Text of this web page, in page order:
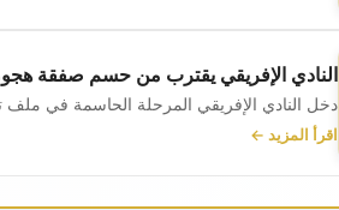
النادي الإفريقي يقترب من حسم صفقة
دخل النادي الإفريقي المرحلة الحاسمة في
اقرأ المزيد ←